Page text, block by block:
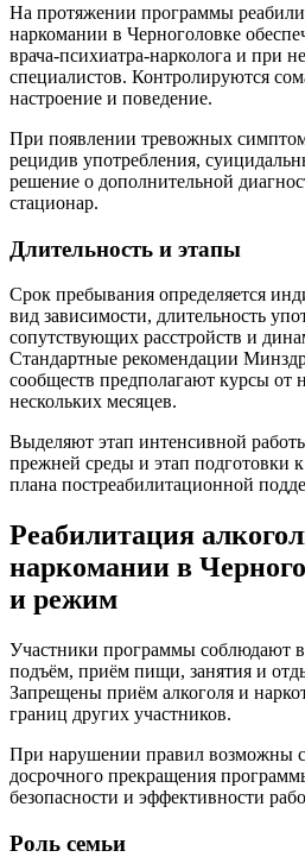
На протяжении программы
наркомании в Черноголовке
врача-психиатра-нарколога и при
специалистов. Контролируются
настроение и поведение.
При появлении тревожных
рецидив употребления,
решение о дополнительной
стационар.
Длительность и этапы
Срок пребывания определяется
вид зависимости, длительность
сопутствующих расстройств и
Стандартные рекомендации
сообществ предполагают курсы от
нескольких месяцев.
Выделяют этап интенсивной
прежней среды и этап подготовки
плана постреабилитационной
Реабилитация
наркомании в
и режим
Участники программы соблюдают
подъём, приём пищи, занятия и
Запрещены приём алкоголя и
границ других участников.
При нарушении правил возможны
досрочного прекращения
безопасности и эффективности
Роль семьи